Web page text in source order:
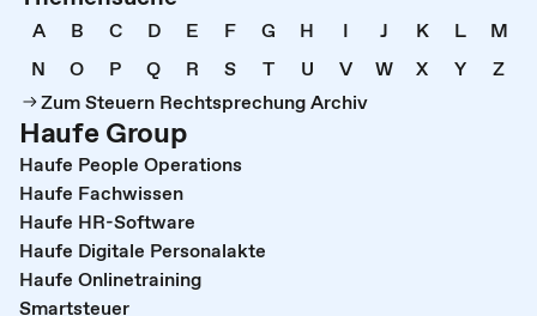
A B C D E F G H I J K L
M
N
O P Q R S T U V W X Y
Z
Zum Steuern Rechtsprechung Archiv
Haufe Group
Haufe People Operations
Haufe Fachwissen
Haufe HR-Software
Haufe Digitale Personalakte
Haufe Onlinetraining
Smartsteuer